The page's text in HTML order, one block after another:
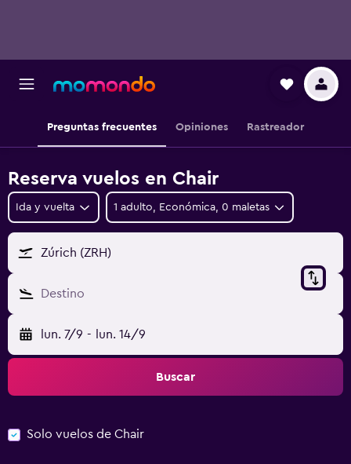
Preguntas frecuentes Opiniones Rastreador
Reserva vuelos en Chair
Ida y vuelta 1 adulto, Económica, 0 maletas
Zúrich (ZRH)
Destino
lun. 7/9 - lun. 14/9
Buscar
Solo vuelos de Chair